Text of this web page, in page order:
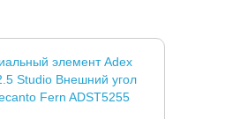
элемент Adex
Studio Внешний угол
Fern ADST5255